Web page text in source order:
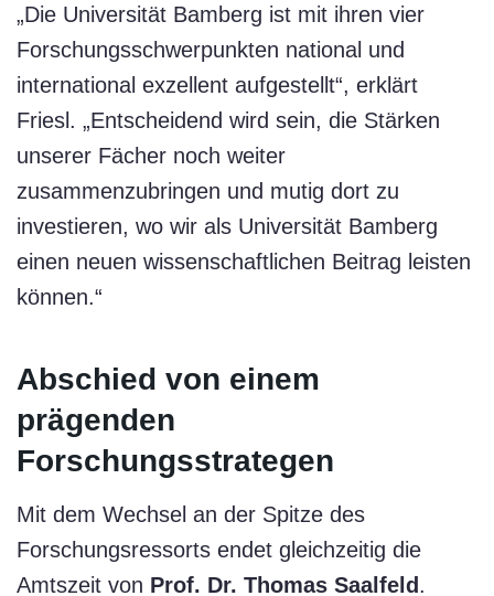
„Die Universität Bamberg ist mit ihren vier
Forschungsschwerpunkten national und
international exzellent aufgestellt“, erklärt
Friesl. „Entscheidend wird sein, die Stärken
unserer Fächer noch weiter
zusammenzubringen und mutig dort zu
investieren, wo wir als Universität Bamberg
einen neuen wissenschaftlichen Beitrag leisten
können.“
Abschied von einem
prägenden
Forschungsstrategen
Mit dem Wechsel an der Spitze des
Forschungsressorts endet gleichzeitig die
Amtszeit von Prof. Dr. Thomas Saalfeld.